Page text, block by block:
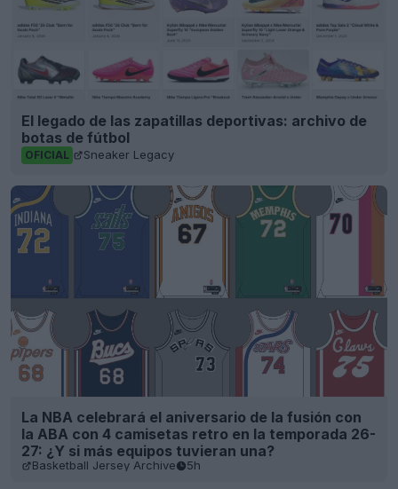
El legado de las zapatillas deportivas: archivo de
botas de fútbol
OFICIAL Sneaker Legacy
La NBA celebrará el aniversario de la fusión con
la ABA con 4 camisetas retro en la temporada 26-
27: ¿Y si más equipos tuvieran una?
Basketball Jersey Archive 5h